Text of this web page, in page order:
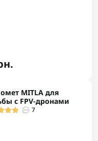
MITLA для
с FPV-дронами
7